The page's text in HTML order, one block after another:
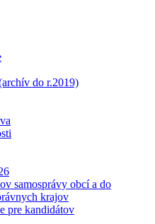
do r.2019)
samosprávy obcí a do
krajov
pre kandidátov